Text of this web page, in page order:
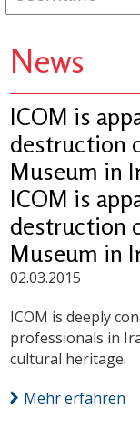
News
ICOM is
destruction
Museum in
ICOM is
destruction
Museum in
02.03.2015
ICOM is deeply
professionals in
cultural heritage.
Mehr erfahren